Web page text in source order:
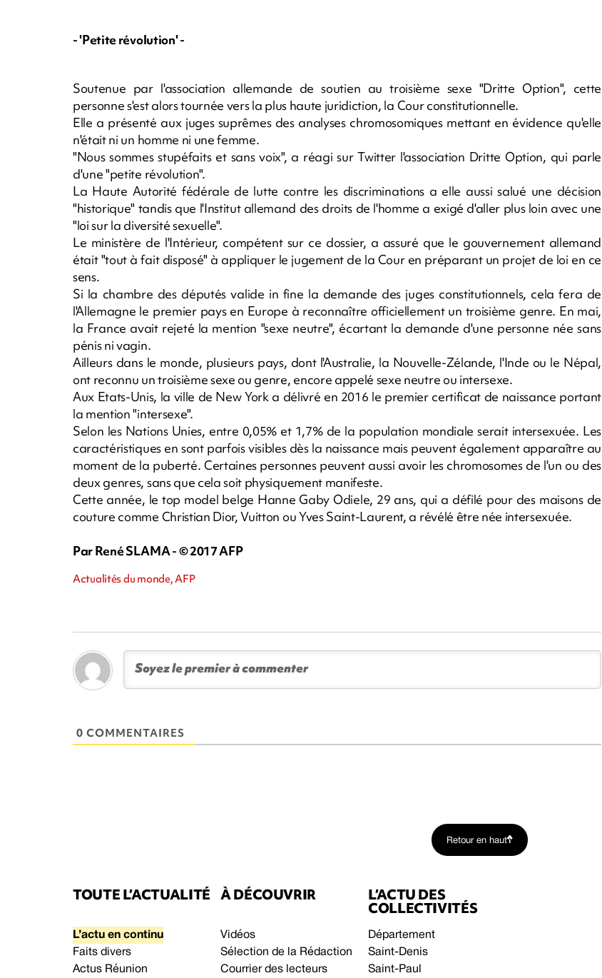
- 'Petite révolution' -
Soutenue par l'association allemande de soutien au troisième sexe "Dritte Option", cette
personne s'est alors tournée vers la plus haute juridiction, la Cour constitutionnelle.
Elle a présenté aux juges suprêmes des analyses chromosomiques mettant en évidence qu'elle
n'était ni un homme ni une femme.
"Nous sommes stupéfaits et sans voix", a réagi sur Twitter l'association Dritte Option, qui parle
d'une "petite révolution".
La Haute Autorité fédérale de lutte contre les discriminations a elle aussi salué une décision
"historique" tandis que l'Institut allemand des droits de l'homme a exigé d'aller plus loin avec une
"loi sur la diversité sexuelle".
Le ministère de l'Intérieur, compétent sur ce dossier, a assuré que le gouvernement allemand
était "tout à fait disposé" à appliquer le jugement de la Cour en préparant un projet de loi en ce
sens.
Si la chambre des députés valide in fine la demande des juges constitutionnels, cela fera de
l'Allemagne le premier pays en Europe à reconnaître officiellement un troisième genre. En mai,
la France avait rejeté la mention "sexe neutre", écartant la demande d'une personne née sans
pénis ni vagin.
Ailleurs dans le monde, plusieurs pays, dont l'Australie, la Nouvelle-Zélande, l'Inde ou le Népal,
ont reconnu un troisième sexe ou genre, encore appelé sexe neutre ou intersexe.
Aux Etats-Unis, la ville de New York a délivré en 2016 le premier certificat de naissance portant
la mention "intersexe".
Selon les Nations Unies, entre 0,05% et 1,7% de la population mondiale serait intersexuée. Les
caractéristiques en sont parfois visibles dès la naissance mais peuvent également apparaître au
moment de la puberté. Certaines personnes peuvent aussi avoir les chromosomes de l'un ou des
deux genres, sans que cela soit physiquement manifeste.
Cette année, le top model belge Hanne Gaby Odiele, 29 ans, qui a défilé pour des maisons de
couture comme Christian Dior, Vuitton ou Yves Saint-Laurent, a révélé être née intersexuée.
Par René SLAMA - © 2017 AFP
Actualités du monde, AFP
0 COMMENTAIRES
Retour en haut
TOUTE L’ACTUALITÉ
L’actu en continu
Faits divers
Actus Réunion
À DÉCOUVRIR
Vidéos
Sélection de la Rédaction
Courrier des lecteurs
L’ACTU DES
COLLECTIVITÉS
Département
Saint-Denis
Saint-Paul